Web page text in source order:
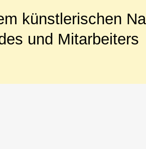
künstlerischen
und Mitarbeiters